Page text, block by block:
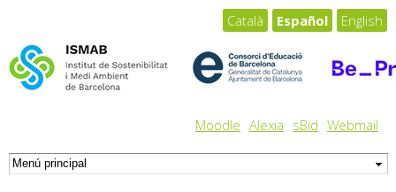
Moodle Alexia sBid Webmail
Català Español English